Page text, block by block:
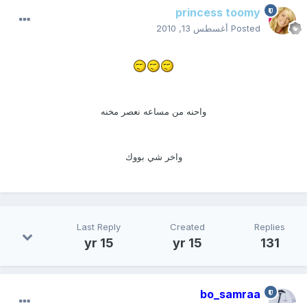
princess toomy
Posted أغسطس 13, 2010
واحنه من مساعه نعصر مخنه
واخر شي بووك
Replies
131
Created
15 yr
Last Reply
15 yr
bo_samraa